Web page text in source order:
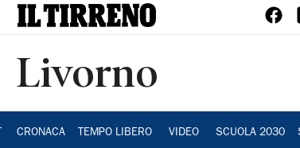
Livorno
CRONACA TEMPO LIBERO VIDEO SCUOLA 2030